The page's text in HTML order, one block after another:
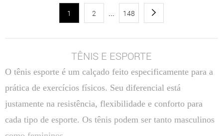
1 2 ... 148
TÊNIS E ESPORTE
O tênis esporte é um calçado feito especificamente para a
prática de exercícios físicos. Seu diferencial está
justamente na resistência, flexibilidade e conforto para
cada tipo de esporte. Os tênis podem ser tanto masculinos